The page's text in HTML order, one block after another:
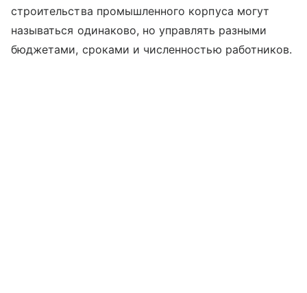
строительства промышленного корпуса могут
называться одинаково, но управлять разными
бюджетами, сроками и численностью работников.